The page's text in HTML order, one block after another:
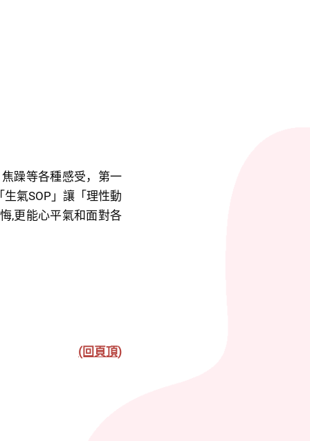
躁等各種感受，第一
氣SOP」讓「理性動
,更能心平氣和面對各
(回頁頂)